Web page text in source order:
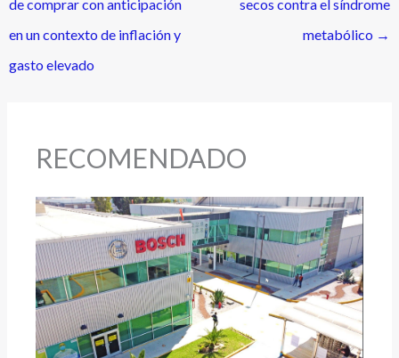
de comprar con anticipación
en un contexto de inflación y
gasto elevado
secos contra el síndrome
metabólico →
RECOMENDADO